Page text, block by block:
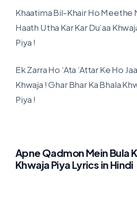
Khaatima Bil-Khair Ho Meethe
Haath Utha Kar Kar Du’aa
Piya !
Ek Zarra Ho ‘Ata ‘Attar Ke Ho
Khwaja ! Ghar Bhar Ka Bhala
Piya !
Apne Qadmon Mein Bula
Khwaja Piya Lyrics in Hindi